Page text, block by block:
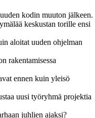
kodin muuton jälkeen.
keskustan torille ensi
aloitat uuden ohjelman
rakentamisessa
ennen kuin yleisö
uusi työryhmä projektia
juhlien ajaksi?